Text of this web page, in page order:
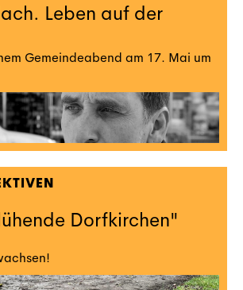
Leben auf der
Gemeindeabend am 17. Mai um
Dorfkirchen"